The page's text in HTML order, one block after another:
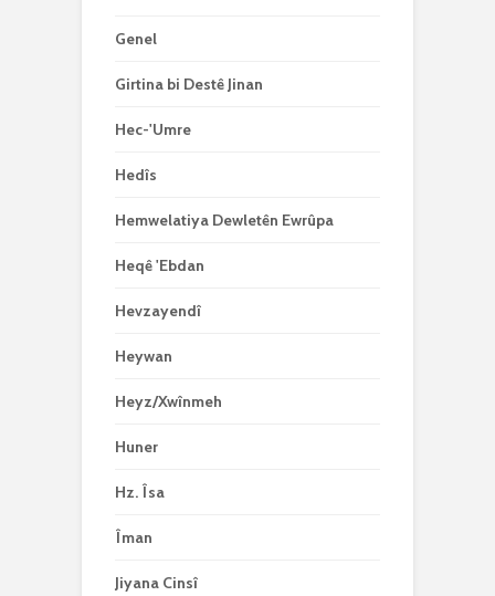
Genel
Girtina bi Destê Jinan
Hec-'Umre
Hedîs
Hemwelatiya Dewletên Ewrûpa
Heqê 'Ebdan
Hevzayendî
Heywan
Heyz/Xwînmeh
Huner
Hz. Îsa
Îman
Jiyana Cinsî